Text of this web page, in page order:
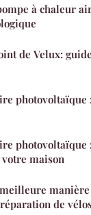
à chaleur
de Velux:
photovoltaïque
maison
de